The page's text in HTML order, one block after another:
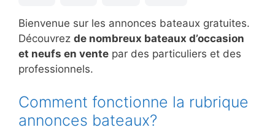
Bienvenue sur les annonces bateaux gratuites.
Découvrez de nombreux bateaux d’occasion
et neufs en vente par des particuliers et des
professionnels.
Comment fonctionne la rubrique
annonces bateaux?